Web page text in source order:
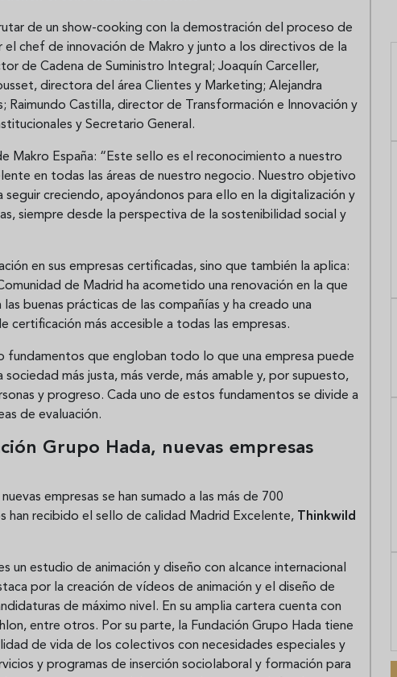
de un show-cooking con la demostración del proceso de
chef de innovación de Makro y junto a los directivos de la
de Cadena de Suministro Integral; Joaquín Carceller,
directora del área Clientes y Marketing; Alejandra
Raimundo Castilla, director de Transformación e Innovación y
y Secretario General.
Makro España: “Este sello es el reconocimiento a nuestro
en todas las áreas de nuestro negocio. Nuestro objetivo
seguir creciendo, apoyándonos para ello en la digitalización y
siempre desde la perspectiva de la sostenibilidad social y
en sus empresas certificadas, sino que también la aplica:
de Madrid ha acometido una renovación en la que
buenas prácticas de las compañías y ha creado una
más accesible a todas las empresas.
que engloban todo lo que una empresa puede
más justa, más verde, más amable y, por supuesto,
y progreso. Cada uno de estos fundamentos se divide a
de evaluación.
Grupo Hada, nuevas empresas
empresas se han sumado a las más de 700
han recibido el sello de calidad Madrid Excelente, Thinkwild
un estudio de animación y diseño con alcance internacional
por la creación de vídeos de animación y el diseño de
de máximo nivel. En su amplia cartera cuenta con
entre otros. Por su parte, la Fundación Grupo Hada tiene
de vida de los colectivos con necesidades especiales y
y programas de inserción sociolaboral y formación para